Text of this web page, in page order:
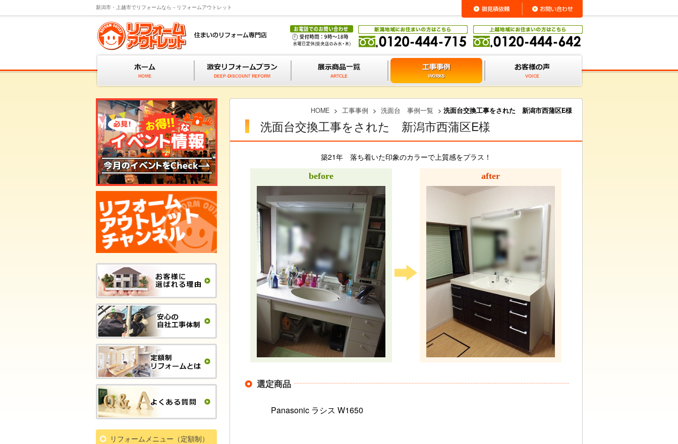
新潟市・上越市でリフォームなら－リフォームアウトレット
HOME > 工事事例 > 洗面台 事例一覧 > 洗面台交換工事をされた 新潟市西蒲区E様
洗面台交換工事をされた 新潟市西蒲区E様
築21年 落ち着いた印象のカラーで上質感をプラス！
before
after
選定商品
Panasonic ラシス W1650
リフォームメニュー（定額制）